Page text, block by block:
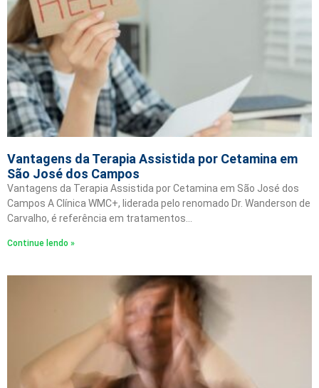
Vantagens da Terapia Assistida por Cetamina em
São José dos Campos
Vantagens da Terapia Assistida por Cetamina em São José dos
Campos A Clínica WMC+, liderada pelo renomado Dr. Wanderson de
Carvalho, é referência em tratamentos…
Continue lendo »